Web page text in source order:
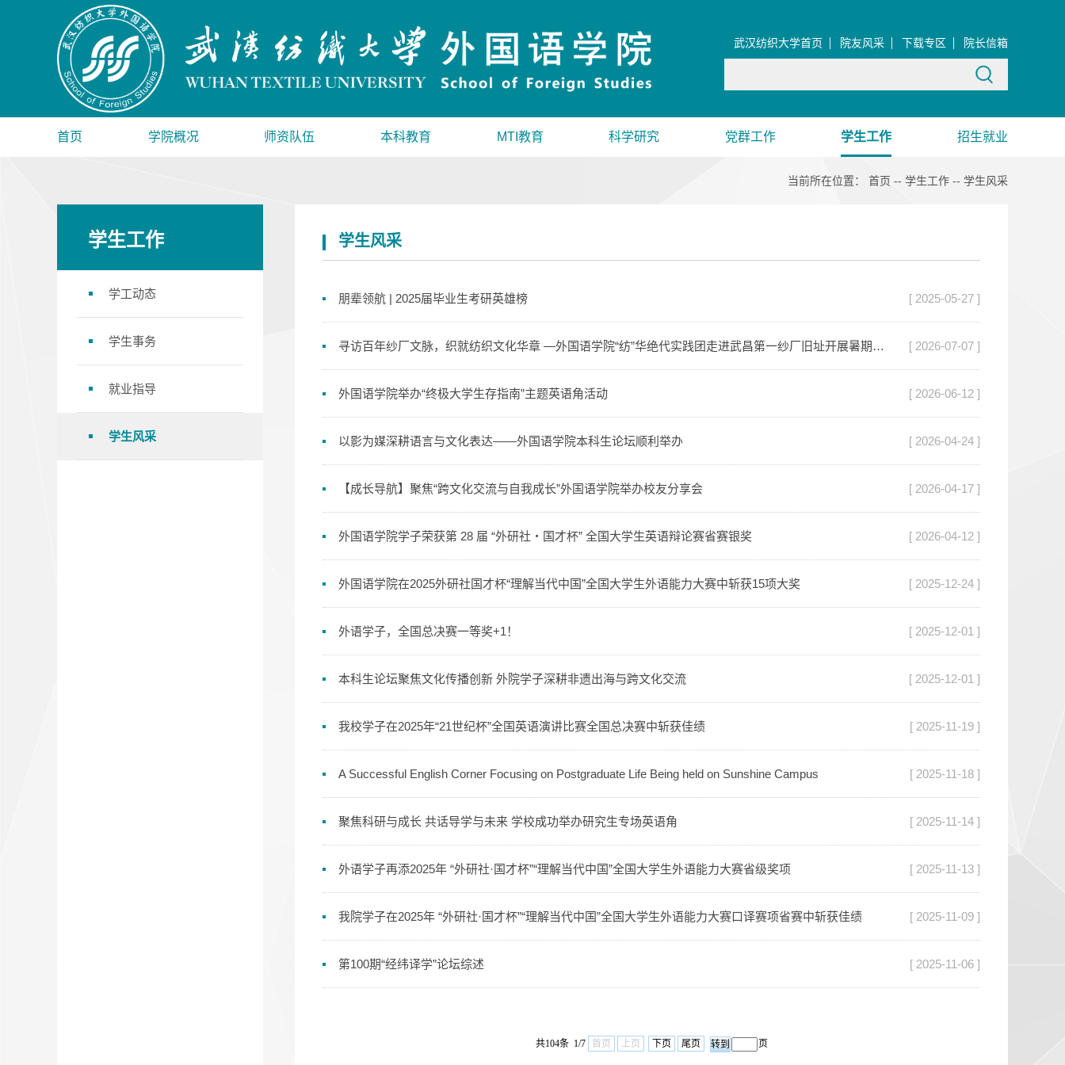
武汉纺织大学首页 院友风采 下载专区 院长信箱
首页 学院概况 师资队伍 本科教育 MTI教育 科学研究 党群工作 学生工作 招生就业
当前所在位置： 首页 -- 学生工作 -- 学生风采
学生工作
学工动态
学生事务
就业指导
学生风采
学生风采
朋辈领航 | 2025届毕业生考研英雄榜 [ 2025-05-27 ]
寻访百年纱厂文脉，织就纺织文化华章 —外国语学院“纺”华绝代实践团走进武昌第一纱厂旧址开展暑期实践 [ 2026-07-07 ]
外国语学院举办“终极大学生存指南”主题英语角活动 [ 2026-06-12 ]
以影为媒深耕语言与文化表达——外国语学院本科生论坛顺利举办 [ 2026-04-24 ]
【成长导航】聚焦“跨文化交流与自我成长”外国语学院举办校友分享会 [ 2026-04-17 ]
外国语学院学子荣获第 28 届 “外研社・国才杯” 全国大学生英语辩论赛省赛银奖 [ 2026-04-12 ]
外国语学院在2025外研社国才杯“理解当代中国”全国大学生外语能力大赛中斩获15项大奖 [ 2025-12-24 ]
外语学子，全国总决赛一等奖+1！ [ 2025-12-01 ]
本科生论坛聚焦文化传播创新 外院学子深耕非遗出海与跨文化交流 [ 2025-12-01 ]
我校学子在2025年“21世纪杯”全国英语演讲比赛全国总决赛中斩获佳绩 [ 2025-11-19 ]
A Successful English Corner Focusing on Postgraduate Life Being held on Sunshine Campus [ 2025-11-18 ]
聚焦科研与成长 共话导学与未来 学校成功举办研究生专场英语角 [ 2025-11-14 ]
外语学子再添2025年 “外研社·国才杯”“理解当代中国”全国大学生外语能力大赛省级奖项 [ 2025-11-13 ]
我院学子在2025年 “外研社·国才杯”“理解当代中国”全国大学生外语能力大赛口译赛项省赛中斩获佳绩 [ 2025-11-09 ]
第100期“经纬译学”论坛综述 [ 2025-11-06 ]
共104条 1/7 首页 上页 下页 尾页 页